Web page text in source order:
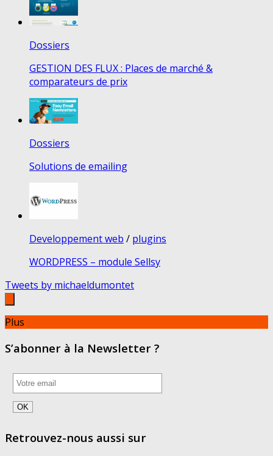
Dossiers
GESTION DES FLUX : Places de marché &
comparateurs de prix
Dossiers
Solutions de emailing
Developpement web / plugins
WORDPRESS – module Sellsy
Tweets by michaeldumontet
Plus
S’abonner à la Newsletter ?
Retrouvez-nous aussi sur